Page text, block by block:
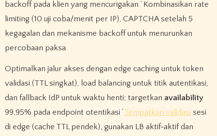
backoff pada klien yang mencurigakan ’ Kombinasikan rate
limiting (10 uji coba/menit per IP), CAPTCHA setelah 5
kegagalan dan mekanisme backoff untuk menurunkan
percobaan paksa
Optimalkan jalur akses dengan edge caching untuk token
validasi (TTL singkat), load balancing untuk titik autentikasi,
dan fallback IdP untuk waktu henti; targetkan availability
99,95% pada endpoint otentikasi ’ Tempatkan validasi sesi
di edge (cache TTL pendek), gunakan LB aktif‑aktif dan